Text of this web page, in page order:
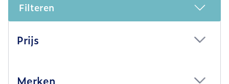
Filteren
Prijs
Merken